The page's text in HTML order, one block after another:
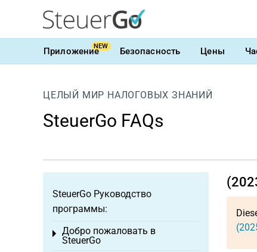
ПриложениеNEW Безопасность Цены
ЦЕЛЫЙ МИР НАЛОГОВЫХ ЗНАНИЙ
SteuerGo FAQs
SteuerGo Руководство
программы:
Добро пожаловать в
SteuerGo
Toggle menu